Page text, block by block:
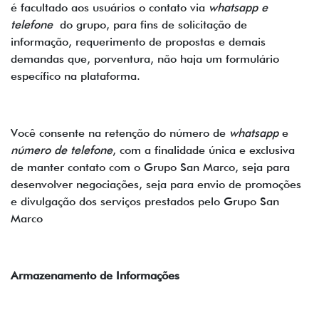
é facultado aos usuários o contato via whatsapp e
telefone do grupo, para fins de solicitação de
informação, requerimento de propostas e demais
demandas que, porventura, não haja um formulário
específico na plataforma.
Você consente na retenção do número de whatsapp e
número de telefone, com a finalidade única e exclusiva
de manter contato com o Grupo San Marco, seja para
desenvolver negociações, seja para envio de promoções
e divulgação dos serviços prestados pelo Grupo San
Marco
Armazenamento de Informações